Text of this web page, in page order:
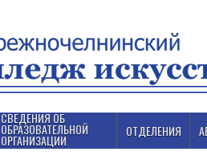
СВЕДЕНИЯ ОБ
ОБРАЗОВАТЕЛЬНОЙ
ОРГАНИЗАЦИИ
ОТДЕЛЕНИЯ